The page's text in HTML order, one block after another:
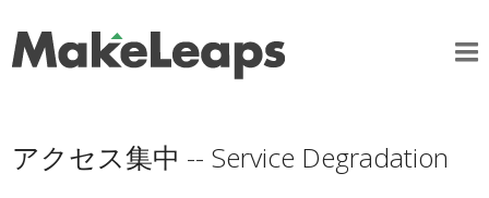
アクセス集中 -- Service Degradation